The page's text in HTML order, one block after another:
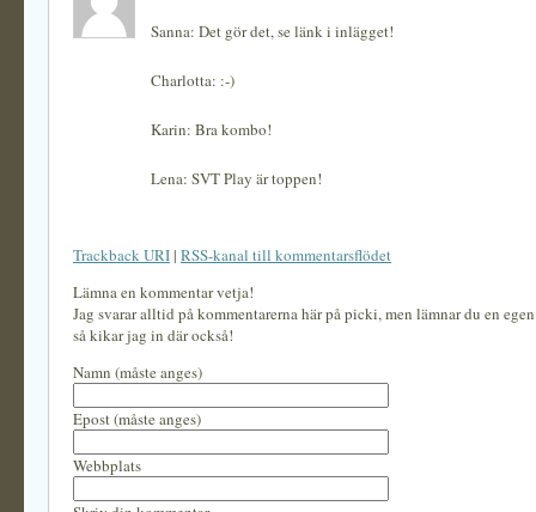
Sanna: Det gör det, se länk i inlägget!
Charlotta: :-)
Karin: Bra kombo!
Lena: SVT Play är toppen!
Trackback URI| RSS-kanal till kommentarsflödet
Lämna en kommentar vetja!
Jag svarar alltid på kommentarerna här på picki, men lämnar du en
så kikar jag in där också!
Namn (måste anges)
Epost (måste anges)
Webbplats